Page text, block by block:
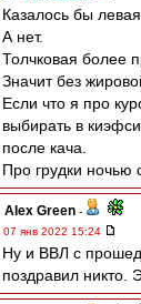
Казалось бы
А нет.
Толчковая более
Значит без
Если что я про
выбирать в
после кача.
Про грудки
Alex Green -
07 янв 2022 15:24
Ну и ВВЛ с
поздравил никто.